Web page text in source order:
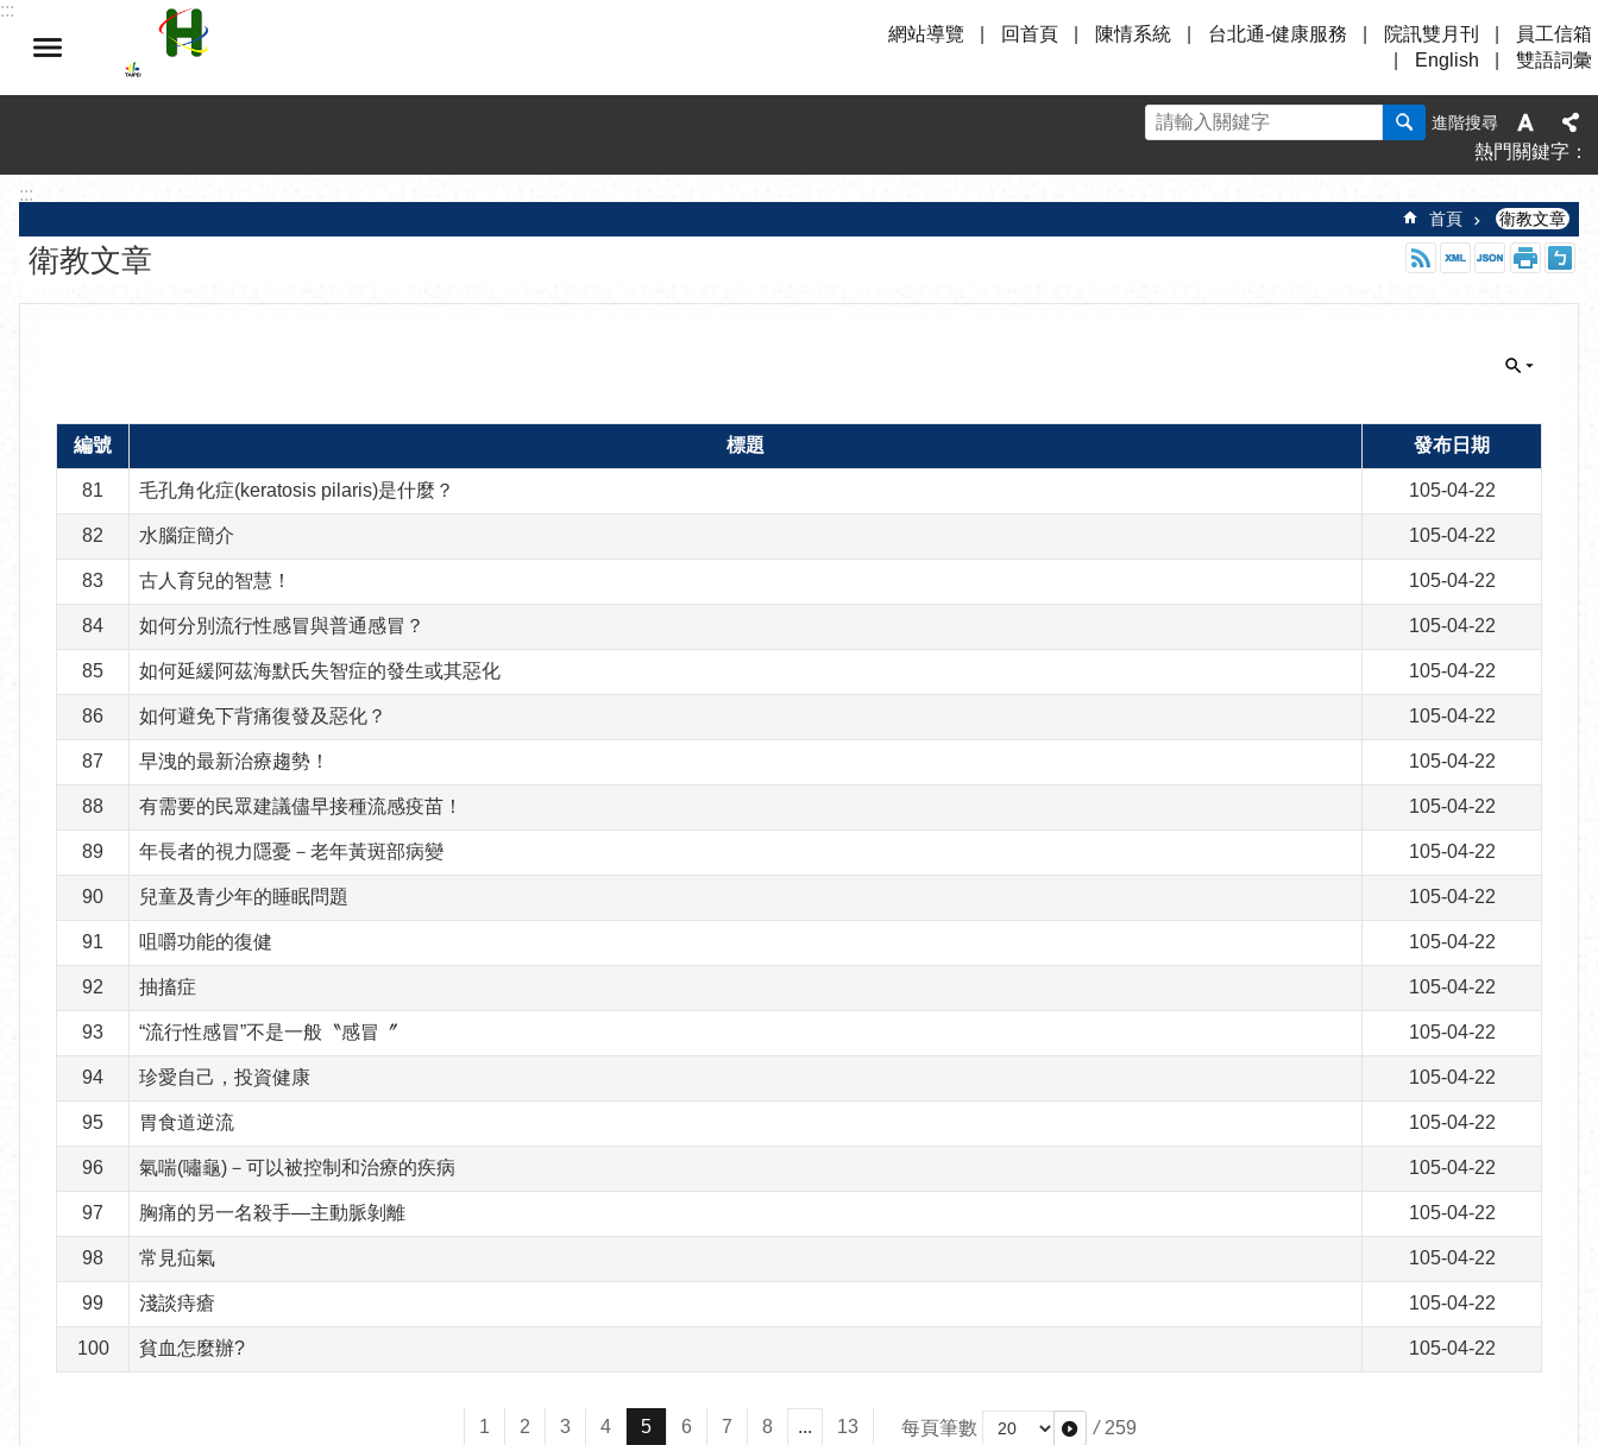
跳到主要內容區塊
:::
網站導覽
回首頁 陳情系統 台北通-健康服務 院訊雙月刊
員工信箱
English
雙語詞彙
進階搜尋
熱門關鍵字
:::
首頁 衛教文章
衛教文章
編號 標題 發布日期
81 毛孔角化症(keratosis pilaris)是什麼？ 105-04-22
82 水腦症簡介 105-04-22
83 古人育兒的智慧！ 105-04-22
84 如何分別流行性感冒與普通感冒？ 105-04-22
85 如何延緩阿茲海默氏失智症的發生或其惡化 105-04-22
86 如何避免下背痛復發及惡化？ 105-04-22
87 早洩的最新治療趨勢！ 105-04-22
88 有需要的民眾建議儘早接種流感疫苗！ 105-04-22
89 年長者的視力隱憂－老年黃斑部病變 105-04-22
90 兒童及青少年的睡眠問題 105-04-22
91 咀嚼功能的復健 105-04-22
92 抽搐症 105-04-22
93 “流行性感冒”不是一般〝感冒〞 105-04-22
94 珍愛自己，投資健康 105-04-22
95 胃食道逆流 105-04-22
96 氣喘(嘯龜)－可以被控制和治療的疾病 105-04-22
97 胸痛的另一名殺手—主動脈剝離 105-04-22
98 常見疝氣 105-04-22
99 淺談痔瘡 105-04-22
100 貧血怎麼辦? 105-04-22
1 2 3 4 5 6 7 8 ... 13 每頁筆數 / 259